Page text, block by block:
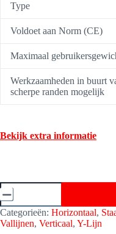
Type
Voldoet aan Norm (CE)
Maximaal
Werkzaamheden in buurt
scherpe randen mogelijk
Bekijk extra informatie
Vallijn
Hope
Essential
Kernmantel
Touw
Categorieën: Horizontaal,
Vallijnen, Verticaal, Y-Lijn